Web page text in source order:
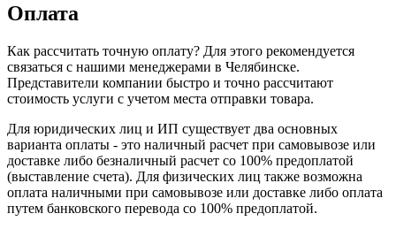
Оплата
Как рассчитать точную оплату? Для этого рекомендуется
связаться с нашими менеджерами в Челябинске.
Представители компании быстро и точно рассчитают
стоимость услуги с учетом места отправки товара.
Для юридических лиц и ИП существует два основных
варианта оплаты - это наличный расчет при самовывозе или
доставке либо безналичный расчет со 100% предоплатой
(выставление счета). Для физических лиц также возможна
оплата наличными при самовывозе или доставке либо оплата
путем банковского перевода со 100% предоплатой.